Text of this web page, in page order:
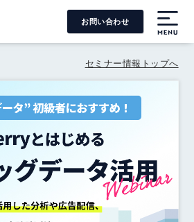
お問い合わせ
セミナー情報トップへ